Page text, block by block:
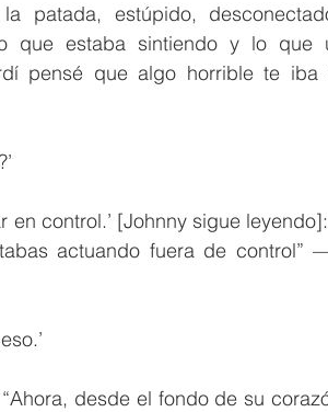
patada, estúpido,
que estaba sintiendo y lo que
pensé que algo horrible te
en control.’ [Johnny sigue
actuando fuera de control”
desde el fondo de su